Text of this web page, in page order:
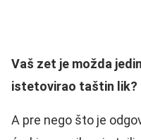
Vaš zet je možda
istetovirao taštin lik?
A pre nego što je